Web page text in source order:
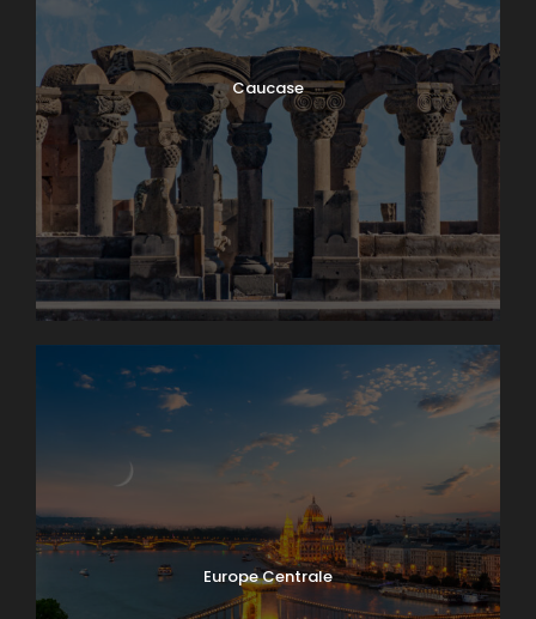
Caucase
Europe Centrale